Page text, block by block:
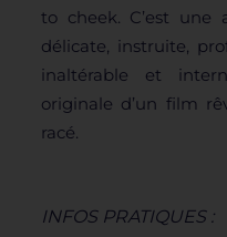
to cheek. C’est une
délicate, instruite,
inaltérable et
originale d’un film
racé.
INFOS PRATIQUES :